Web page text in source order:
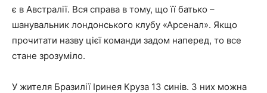
є в Австралії. Вся справа в тому, що її батько –
шанувальник лондонського клубу «Арсенал». Якщо
прочитати назву цієї команди задом наперед, то все
стане зрозуміло.
У жителя Бразилії Іринея Круза 13 синів. З них можна